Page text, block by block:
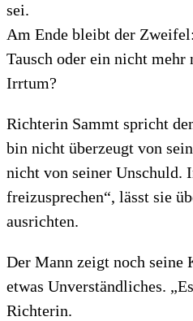
sei.
Am Ende bleibt der
Tausch oder ein nicht mehr
Irrtum?
Richterin Sammt spricht
bin nicht überzeugt von
nicht von seiner Unschuld.
freizusprechen“, lässt sie
ausrichten.
Der Mann zeigt noch seine
etwas Unverständliches.
Richterin.